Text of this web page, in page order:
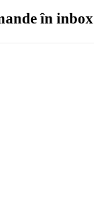
în inbox